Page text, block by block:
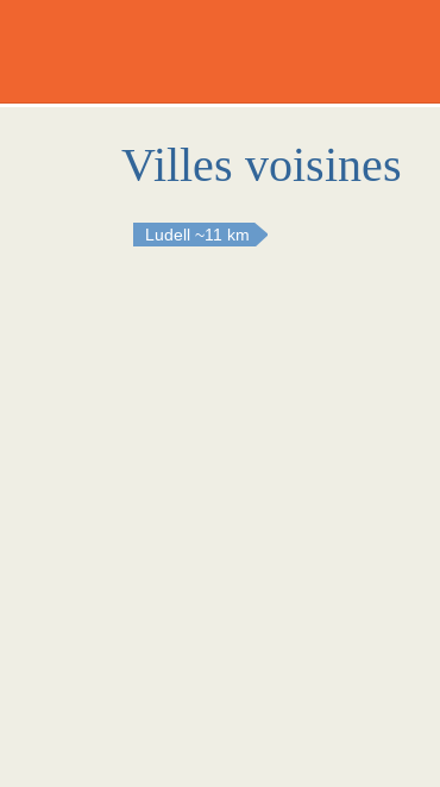
Villes voisines
Ludell ~11 km